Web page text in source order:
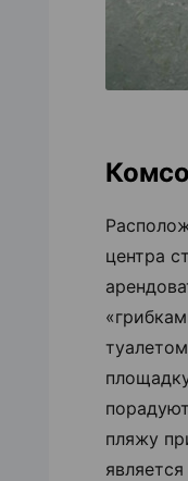
центра
пляжу